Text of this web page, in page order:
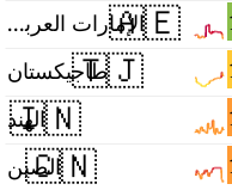
🇦🇪 الإمارات العربية المتحدة
🇹🇯طاجيكستان
🇮🇳
الهند
🇨🇳
الصين